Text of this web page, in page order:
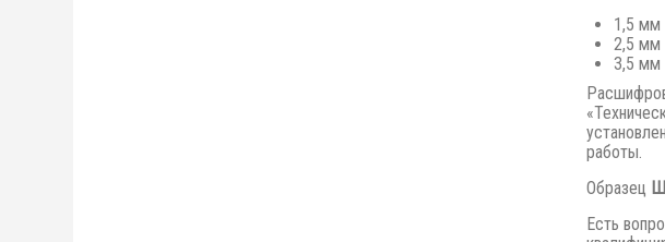
1,5 мм
2,5 мм
3,5 мм
работы.
Образец
Есть